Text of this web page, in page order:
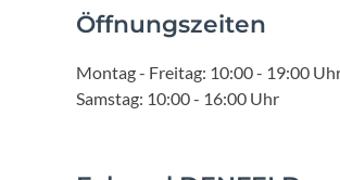
Öffnungszeiten
Montag - Freitag: 10:00 - 19:00
Samstag: 10:00 - 16:00 Uhr